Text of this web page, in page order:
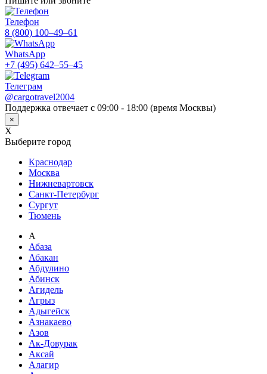
Телефон
8 (800) 100–49–61
WhatsApp
+7 (495) 642–55–45
Телеграм
@cargotravel2004
Поддержка отвечает с 09:00 - 18:00 (время Москвы)
×
X
Выберите город
Краснодар
Москва
Нижневартовск
Санкт-Петербург
Сургут
Тюмень
А
Абаза
Абакан
Абдулино
Абинск
Агидель
Агрыз
Адыгейск
Азнакаево
Азов
Ак-Довурак
Аксай
Алагир